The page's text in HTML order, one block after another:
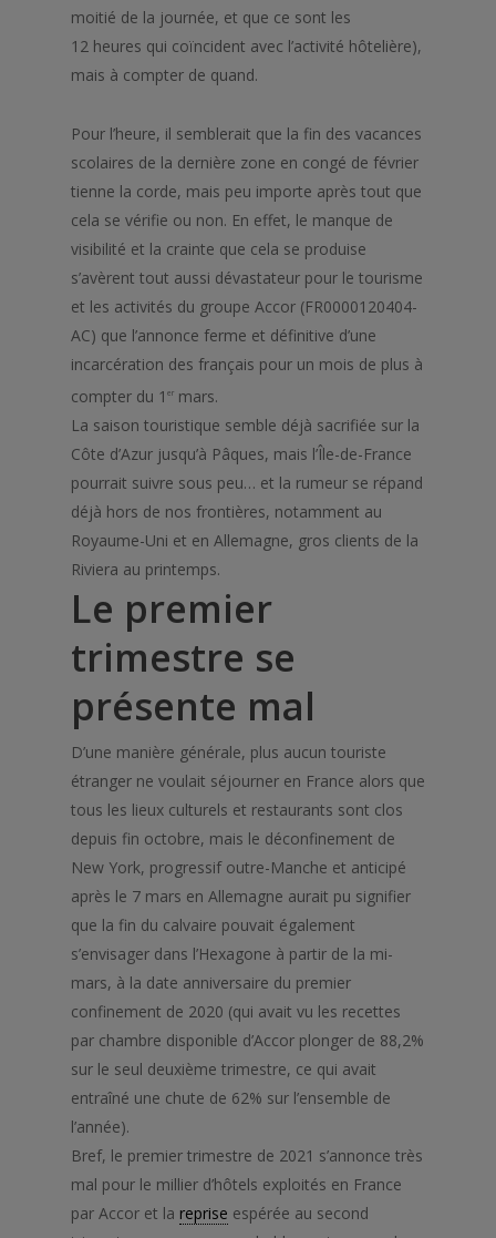
moitié de la journée, et que ce sont les
12 heures qui coïncident avec l’activité hôtelière),
mais à compter de quand.
Pour l’heure, il semblerait que la fin des vacances
scolaires de la dernière zone en congé de février
tienne la corde, mais peu importe après tout que
cela se vérifie ou non. En effet, le manque de
visibilité et la crainte que cela se produise
s’avèrent tout aussi dévastateur pour le tourisme
et les activités du groupe Accor (FR0000120404-
AC) que l’annonce ferme et définitive d’une
incarcération des français pour un mois de plus à
compter du 1 er mars.
La saison touristique semble déjà sacrifiée sur la
Côte d’Azur jusqu’à Pâques, mais l’Île-de-France
pourrait suivre sous peu… et la rumeur se répand
déjà hors de nos frontières, notamment au
Royaume-Uni et en Allemagne, gros clients de la
Riviera au printemps.
Le premier
trimestre se
présente mal
D’une manière générale, plus aucun touriste
étranger ne voulait séjourner en France alors que
tous les lieux culturels et restaurants sont clos
depuis fin octobre, mais le déconfinement de
New York, progressif outre-Manche et anticipé
après le 7 mars en Allemagne aurait pu signifier
que la fin du calvaire pouvait également
s’envisager dans l’Hexagone à partir de la mi-
mars, à la date anniversaire du premier
confinement de 2020 (qui avait vu les recettes
par chambre disponible d’Accor plonger de 88,2%
sur le seul deuxième trimestre, ce qui avait
entraîné une chute de 62% sur l’ensemble de
l’année).
Bref, le premier trimestre de 2021 s’annonce très
mal pour le millier d’hôtels exploités en France
par Accor et la reprise espérée au second